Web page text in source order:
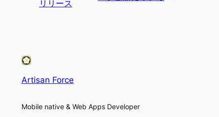
リリース
Artisan Force
Mobile native & Web Apps Developer